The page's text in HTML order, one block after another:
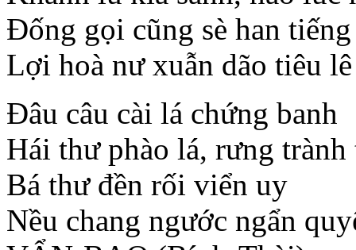
Đống gọi cũng sè han
Lợi hoà nư xuẫn dão tiêu lê
Đâu câu cài lá chứng banh
Hái thư phào lá, rưng
Bá thư đền rối viển uy
Nều chang ngước ngẩn